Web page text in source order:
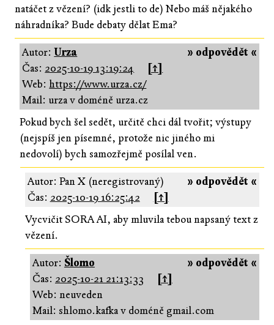
natáčet z vězení? (idk jestli to de) Nebo máš nějakého
náhradníka? Bude debaty dělat Ema?
» odpovědět «
Autor:Urza
Čas: 2025-10-19 13:19:24
[↑]
Web:https://www.urza.cz/
Mail: urza v doméně urza.cz
Pokud bych šel sedět, určitě chci dál tvořit; výstupy
(nejspíš jen písemné, protože nic jiného mi
nedovolí) bych samozřejmě posílal ven.
» odpovědět «
Autor: Pan X (neregistrovaný)
Čas: 2025-10-19 16:25:42
[↑]
Vycvičit SORA AI, aby mluvila tebou napsaný text z
vězení.
» odpovědět «
Autor: Šlomo
Čas: 2025-10-21 21:13:33
[↑]
Web: neuveden
Mail: shlomo.kafka v doméně gmail.com